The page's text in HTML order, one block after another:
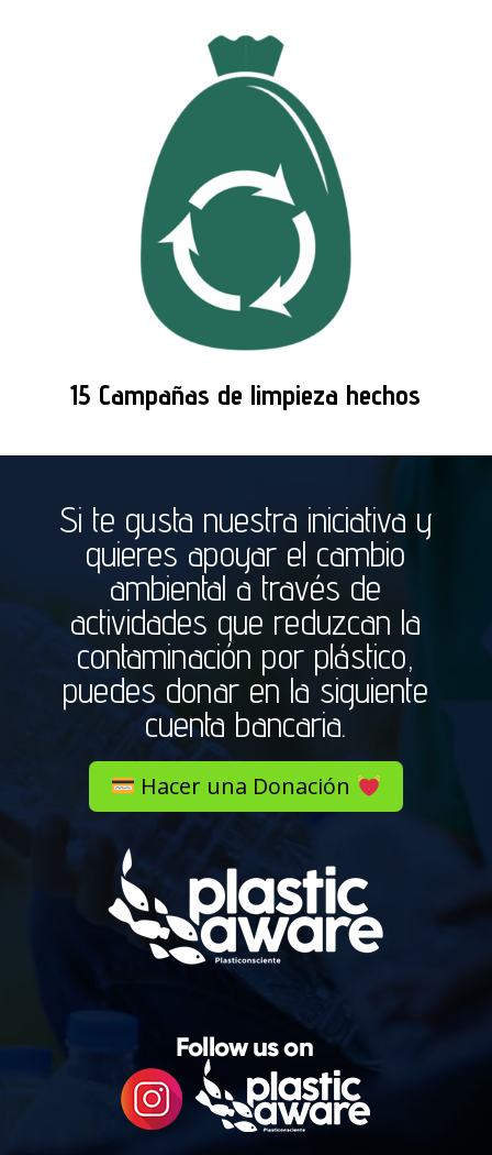
15 Campañas de limpieza hechos
Si te gusta nuestra iniciativa y
quieres apoyar el cambio
ambiental a través de
actividades que reduzcan la
contaminación por plástico,
puedes donar en la siguiente
cuenta bancaria.
Hacer una Donación